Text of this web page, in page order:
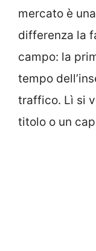
mercato è
differenza la
campo: la
tempo
traffico. Lì si
titolo o un